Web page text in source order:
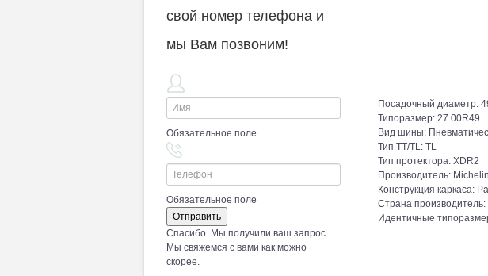
свой номер телефона и
мы Вам позвоним!
Обязательное поле
Обязательное поле
Спасибо. Мы получили ваш запрос.
Мы свяжемся с вами как можно
скорее.
Посадочный диаметр:
Типоразмер: 27.00R49
Вид шины:
Тип TT/TL: TL
Тип протектора: XDR2
Производитель: Michelin
Конструкция каркаса:
Страна производитель:
Идентичные